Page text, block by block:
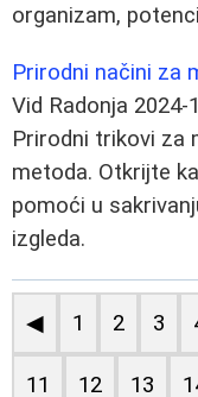
organizam,
Prirodni načini za
Vid Radonja 2024-
Prirodni trikovi za
metoda. Otkrijte
pomoći u
izgleda.
◀ 1 2 3
11 12 13